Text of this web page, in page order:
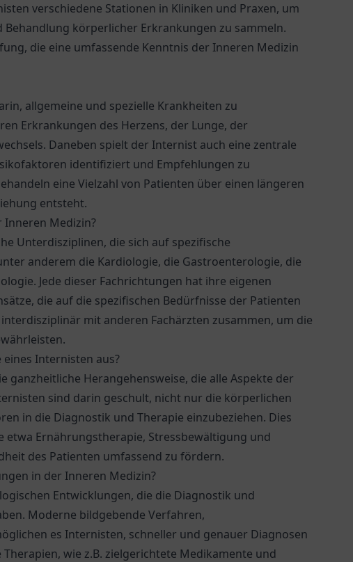
verschiedene Stationen in Kliniken und Praxen, um
körperlicher Erkrankungen zu sammeln.
die eine umfassende Kenntnis der Inneren Medizin
allgemeine und spezielle Krankheiten zu
Erkrankungen des Herzens, der Lunge, der
Daneben spielt der Internist auch eine zentrale
identifiziert und Empfehlungen zu
eine Vielzahl von Patienten über einen längeren
entsteht.
Inneren Medizin?
Unterdisziplinen, die sich auf spezifische
anderem die Kardiologie, die Gastroenterologie, die
Jede dieser Fachrichtungen hat ihre eigenen
die auf die spezifischen Bedürfnisse der Patienten
mit anderen Fachärzten zusammen, um die
Internisten aus?
ganzheitliche Herangehensweise, die alle Aspekte der
sind darin geschult, nicht nur die körperlichen
in die Diagnostik und Therapie einzubeziehen. Dies
etwa Ernährungstherapie, Stressbewältigung und
des Patienten umfassend zu fördern.
in der Inneren Medizin?
Entwicklungen, die die Diagnostik und
Moderne bildgebende Verfahren,
es Internisten, schneller und genauer Diagnosen
wie z.B. zielgerichtete Medikamente und